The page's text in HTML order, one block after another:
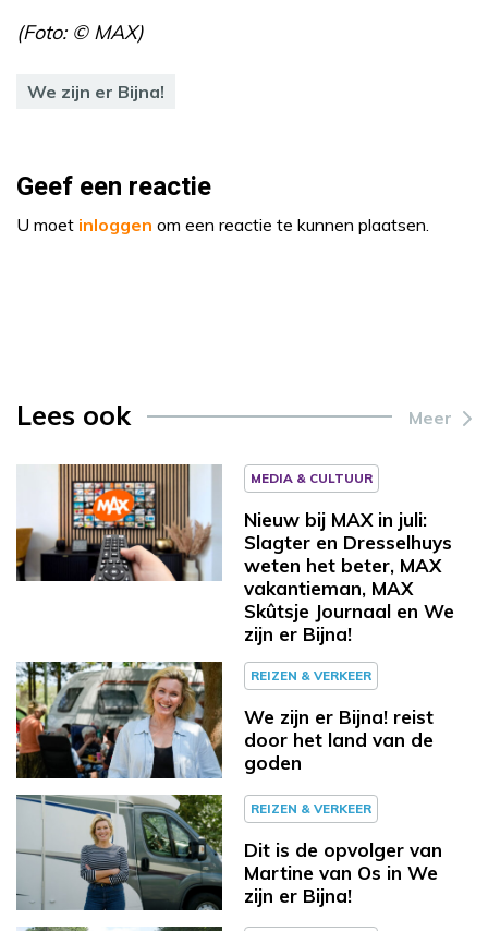
(Foto: © MAX)
We zijn er Bijna!
Geef een reactie
U moet inloggen om een reactie te kunnen plaatsen.
Lees ook Meer
MEDIA & CULTUUR
Nieuw bij MAX in juli:
Slagter en Dresselhuys
weten het beter, MAX
vakantieman, MAX
Skûtsje Journaal en We
zijn er Bijna!
REIZEN & VERKEER
We zijn er Bijna! reist
door het land van de
goden
REIZEN & VERKEER
Dit is de opvolger van
Martine van Os in We
zijn er Bijna!